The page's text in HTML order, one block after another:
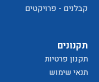
תקנונים
תקנון פרטיות
תנאי שימוש
קבלנים - פרויקטים